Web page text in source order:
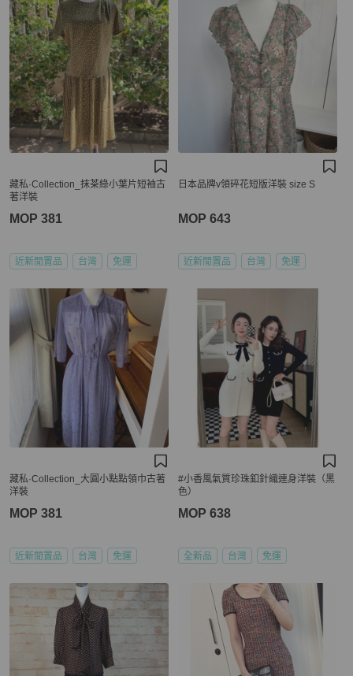
藏私·Collection_抹茶綠小葉片短袖古
著洋裝
MOP 381
近新閒置品 台灣 免運
日本品牌v領碎花短版洋裝 size S
MOP 643
近新閒置品 台灣 免運
藏私·Collection_大圓小點點領巾古著
洋裝
MOP 381
近新閒置品 台灣 免運
#小香風氣質珍珠釦針織連身洋裝（黑
色）
MOP 638
全新品 台灣 免運